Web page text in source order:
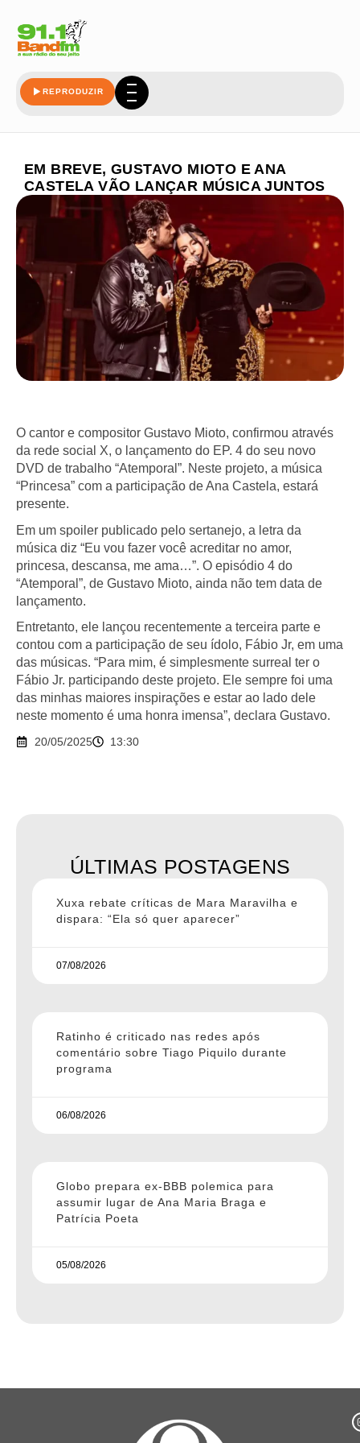
REPRODUZIR
EM BREVE, GUSTAVO MIOTO E ANA
CASTELA VÃO LANÇAR MÚSICA JUNTOS
O cantor e compositor Gustavo Mioto, confirmou através
da rede social X, o lançamento do EP. 4 do seu novo
DVD de trabalho “Atemporal”. Neste projeto, a música
“Princesa” com a participação de Ana Castela, estará
presente.
Em um spoiler publicado pelo sertanejo, a letra da
música diz “Eu vou fazer você acreditar no amor,
princesa, descansa, me ama…”. O episódio 4 do
“Atemporal”, de Gustavo Mioto, ainda não tem data de
lançamento.
Entretanto, ele lançou recentemente a terceira parte e
contou com a participação de seu ídolo, Fábio Jr, em uma
das músicas. “Para mim, é simplesmente surreal ter o
Fábio Jr. participando deste projeto. Ele sempre foi uma
das minhas maiores inspirações e estar ao lado dele
neste momento é uma honra imensa”, declara Gustavo.
20/05/2025 13:30
ÚLTIMAS POSTAGENS
Xuxa rebate críticas de Mara Maravilha e
dispara: “Ela só quer aparecer”
07/08/2026
Ratinho é criticado nas redes após
comentário sobre Tiago Piquilo durante
programa
06/08/2026
Globo prepara ex-BBB polemica para
assumir lugar de Ana Maria Braga e
Patrícia Poeta
05/08/2026